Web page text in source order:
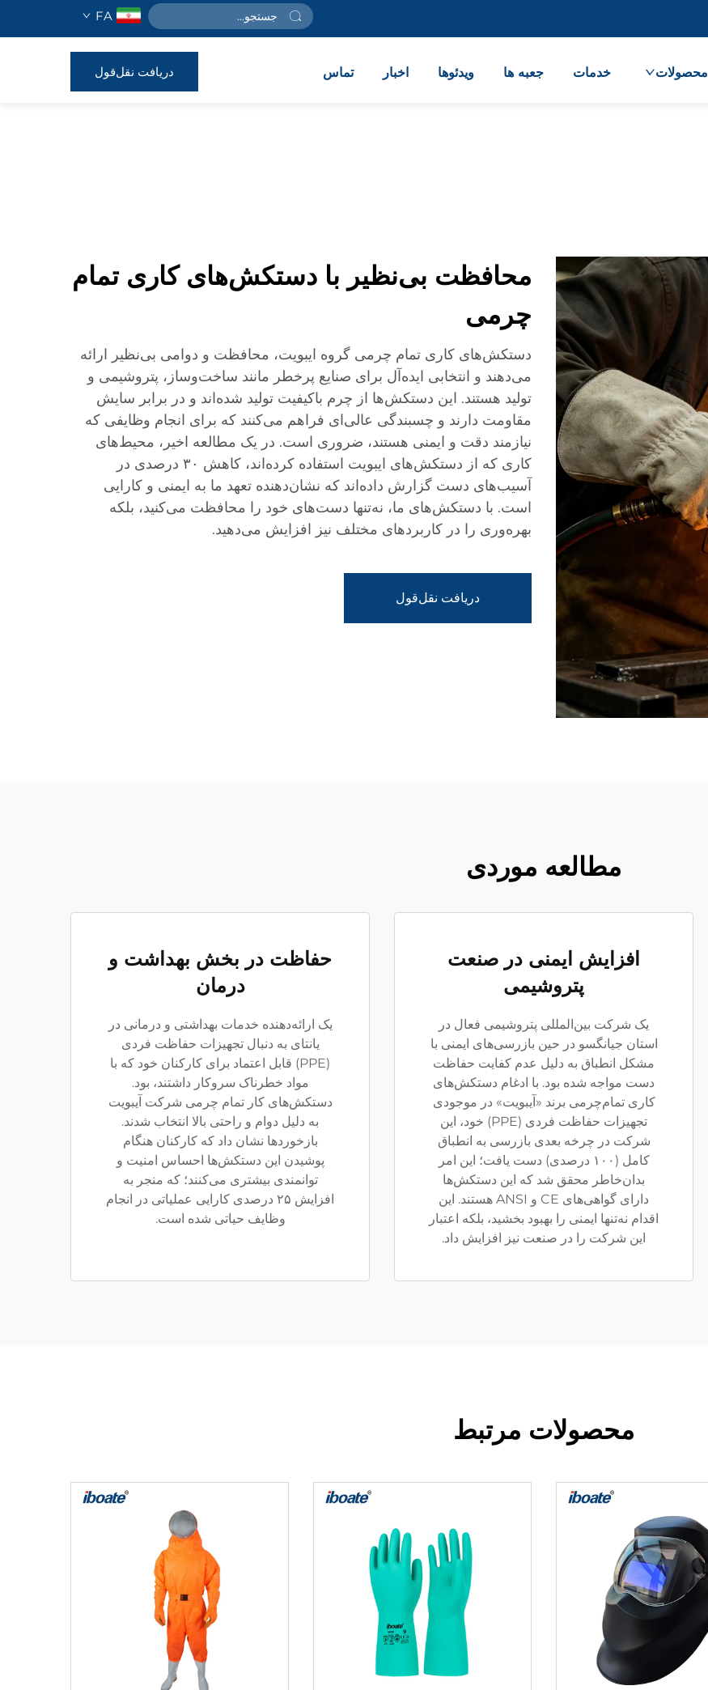
FA
محصولات خدمات جعبه ها ویدئوها اخبار تماس دریافت نقل‌قول
محافظت بی‌نظیر با دستکش‌های کاری تمام
چرمی
دستکش‌های کاری تمام چرمی گروه ایبویت، محافظت و دوامی بی‌نظیر ارائه
می‌دهند و انتخابی ایده‌آل برای صنایع پرخطر مانند ساخت‌وساز، پتروشیمی و
تولید هستند. این دستکش‌ها از چرم باکیفیت تولید شده‌اند و در برابر سایش
مقاومت دارند و چسبندگی عالی‌ای فراهم می‌کنند که برای انجام وظایفی که
نیازمند دقت و ایمنی هستند، ضروری است. در یک مطالعه اخیر، محیط‌های
کاری که از دستکش‌های ایبویت استفاده کرده‌اند، کاهش ۳۰ درصدی در
آسیب‌های دست گزارش داده‌اند که نشان‌دهنده تعهد ما به ایمنی و کارایی
است. با دستکش‌های ما، نه‌تنها دست‌های خود را محافظت می‌کنید، بلکه
بهره‌وری را در کاربردهای مختلف نیز افزایش می‌دهید.
دریافت نقل‌قول
مطالعه موردی
افزایش ایمنی در صنعت
پتروشیمی
یک شرکت بین‌المللی پتروشیمی فعال در
استان جیانگسو در حین بازرسی‌های ایمنی با
مشکل انطباق به دلیل عدم کفایت حفاظت
دست مواجه شده بود. با ادغام دستکش‌های
کاری تمام‌چرمی برند «آیبویت» در موجودی
تجهیزات حفاظت فردی (PPE) خود، این
شرکت در چرخه بعدی بازرسی به انطباق
کامل (۱۰۰ درصدی) دست یافت؛ این امر
بدان‌خاطر محقق شد که این دستکش‌ها
دارای گواهی‌های CE و ANSI هستند. این
اقدام نه‌تنها ایمنی را بهبود بخشید، بلکه اعتبار
این شرکت را در صنعت نیز افزایش داد.
حفاظت در بخش بهداشت و
درمان
یک ارائه‌دهنده خدمات بهداشتی و درمانی در
یانتای به دنبال تجهیزات حفاظت فردی
(PPE) قابل اعتماد برای کارکنان خود که با
مواد خطرناک سروکار داشتند، بود.
دستکش‌های کار تمام چرمی شرکت آیبویت
به دلیل دوام و راحتی بالا انتخاب شدند.
بازخوردها نشان داد که کارکنان هنگام
پوشیدن این دستکش‌ها احساس امنیت و
توانمندی بیشتری می‌کنند؛ که منجر به
افزایش ۲۵ درصدی کارایی عملیاتی در انجام
وظایف حیاتی شده است.
محصولات مرتبط